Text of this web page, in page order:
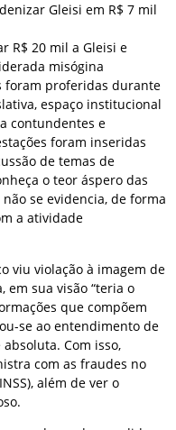
Gleisi em R$ 7 mil
R$ 20 mil a Gleisi e
misógina
foram proferidas durante
espaço institucional
contundentes e
foram inseridas
de temas de
o teor áspero das
se evidencia, de forma
a atividade
viu violação à imagem de
em sua visão “teria o
que compõem
se ao entendimento de
Com isso,
com as fraudes no
além de ver o